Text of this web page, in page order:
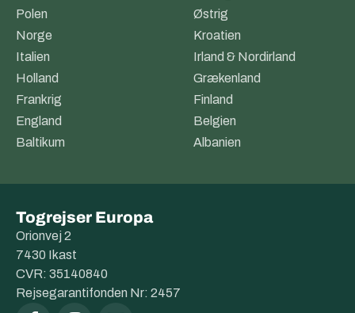
Polen
Østrig
Norge
Kroatien
Italien
Irland & Nordirland
Holland
Grækenland
Frankrig
Finland
England
Belgien
Baltikum
Albanien
Togrejser Europa
Orionvej 2
7430 Ikast
CVR: 35140840
Rejsegarantifonden Nr: 2457